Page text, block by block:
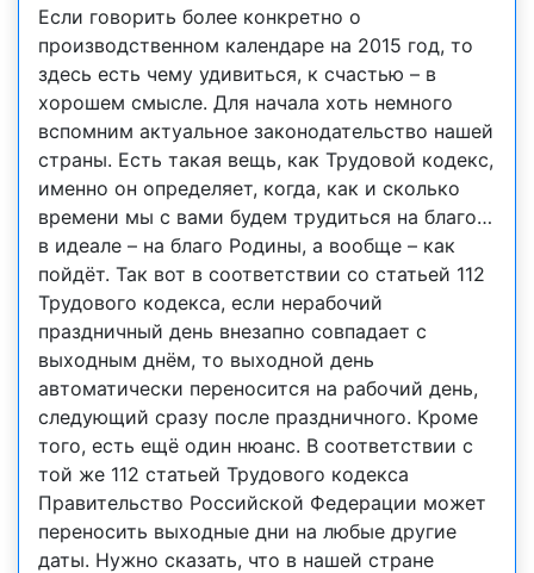
Если говорить более конкретно о
производственном календаре на 2015 год, то
здесь есть чему удивиться, к счастью – в
хорошем смысле. Для начала хоть немного
вспомним актуальное законодательство нашей
страны. Есть такая вещь, как Трудовой кодекс,
именно он определяет, когда, как и сколько
времени мы с вами будем трудиться на благо…
в идеале – на благо Родины, а вообще – как
пойдёт. Так вот в соответствии со статьей 112
Трудового кодекса, если нерабочий
праздничный день внезапно совпадает с
выходным днём, то выходной день
автоматически переносится на рабочий день,
следующий сразу после праздничного. Кроме
того, есть ещё один нюанс. В соответствии с
той же 112 статьей Трудового кодекса
Правительство Российской Федерации может
переносить выходные дни на любые другие
даты. Нужно сказать, что в нашей стране